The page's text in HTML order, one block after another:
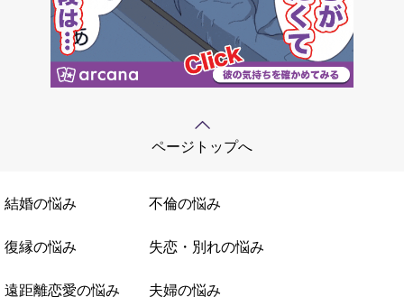
ページトップへ
結婚の悩み 不倫の悩み
復縁の悩み 失恋・別れの悩み
遠距離恋愛の悩み 夫婦の悩み